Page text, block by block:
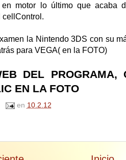
motor lo último que acaba
cellControl.
la Nintendo 3DS con su
para VEGA( en la FOTO)
DEL PROGRAMA,
EN LA FOTO
en 10.2.12